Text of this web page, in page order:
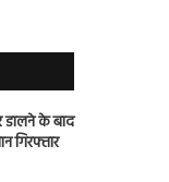
डालने के बाद
गिरफ्तार